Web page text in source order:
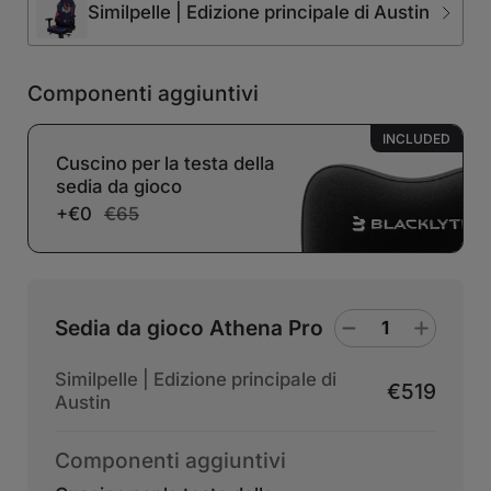
Similpelle | Edizione principale di Austin
Componenti aggiuntivi
Cuscino per la testa della
sedia da gioco
+€0 €65
INCLUDED
Sedia da gioco Athena Pro
Similpelle | Edizione principale di
Austin
€519
Componenti aggiuntivi